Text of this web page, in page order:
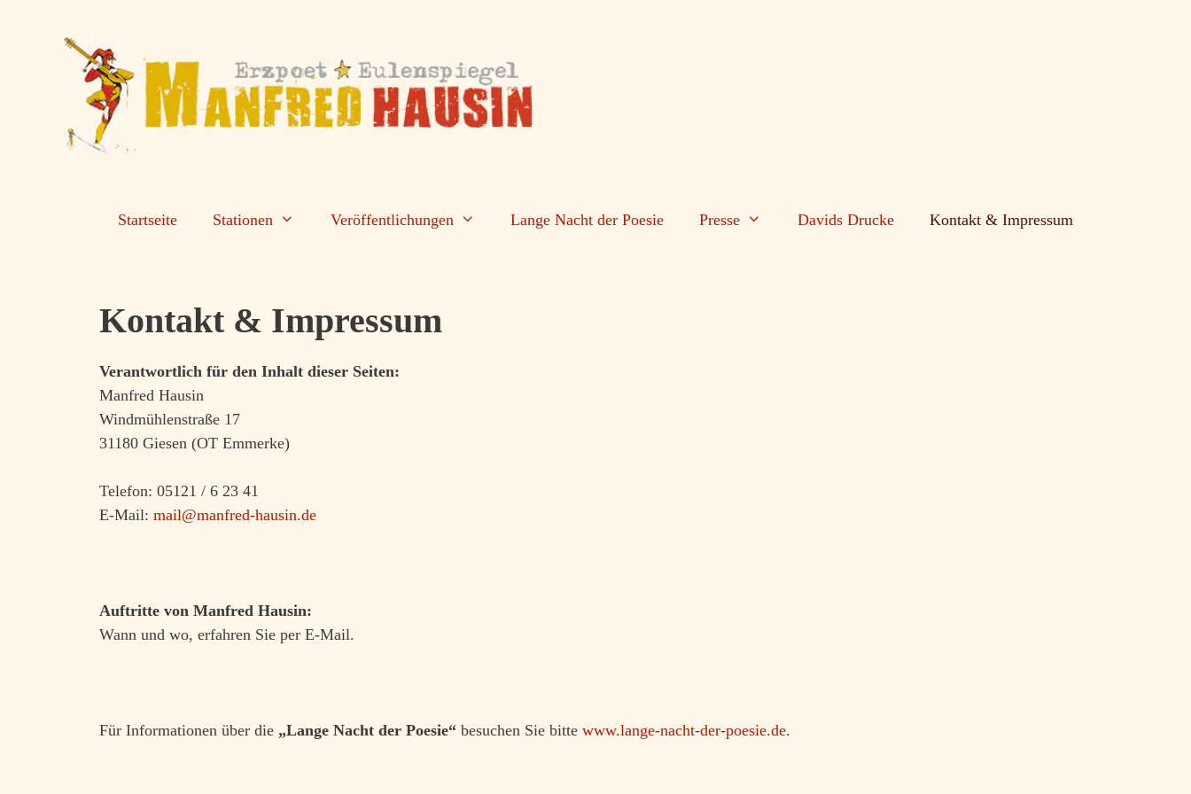
Startseite Stationen Veröffentlichungen Lange Nacht der Poesie Presse Davids Drucke Kontakt & Impressum
Kontakt & Impressum
Verantwortlich für den Inhalt dieser Seiten:
Manfred Hausin
Windmühlenstraße 17
31180 Giesen (OT Emmerke)
Telefon: 05121 / 6 23 41
E-Mail: mail@manfred-hausin.de
Auftritte von Manfred Hausin:
Wann und wo, erfahren Sie per E-Mail.
Für Informationen über die „Lange Nacht der Poesie“ besuchen Sie bitte www.lange-nacht-der-poesie.de.